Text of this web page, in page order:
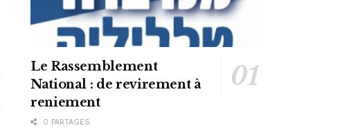
Le Rassemblement
National : de revirement à
reniement
0 PARTAGES